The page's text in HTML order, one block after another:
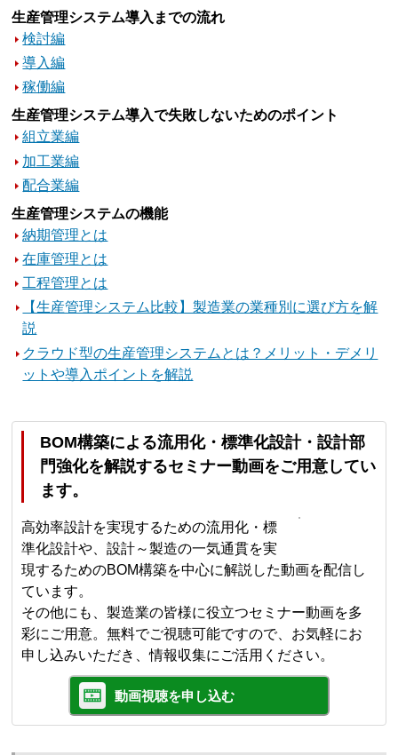
生産管理システム導入までの流れ
検討編
導入編
稼働編
生産管理システム導入で失敗しないためのポイント
組立業編
加工業編
配合業編
生産管理システムの機能
納期管理とは
在庫管理とは
工程管理とは
【生産管理システム比較】製造業の業種別に選び方を解
説
クラウド型の生産管理システムとは？メリット・デメリ
ットや導入ポイントを解説
BOM構築による流用化・標準化設計・設計部
門強化を解説するセミナー動画をご用意してい
ます。
高効率設計を実現するための流用化・標
準化設計や、設計～製造の一気通貫を実
現するためのBOM構築を中心に解説した動画を配信し
ています。
その他にも、製造業の皆様に役立つセミナー動画を多
彩にご用意。無料でご視聴可能ですので、お気軽にお
申し込みいただき、情報収集にご活用ください。
動画視聴を申し込む